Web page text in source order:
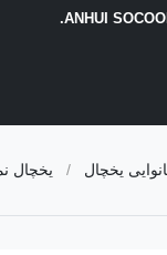
ANHUI
یخچال / یخچال